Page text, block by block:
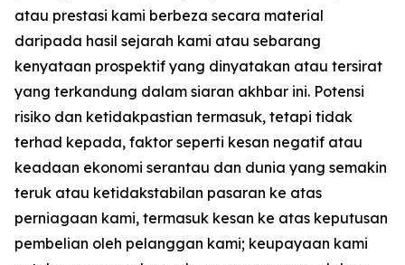
atau prestasi kami berbeza secara material
daripada hasil sejarah kami atau sebarang
kenyataan prospektif yang dinyatakan atau tersirat
yang terkandung dalam siaran akhbar ini. Potensi
risiko dan ketidakpastian termasuk, tetapi tidak
terhad kepada, faktor seperti kesan negatif atau
keadaan ekonomi serantau dan dunia yang semakin
teruk atau ketidakstabilan pasaran ke atas
perniagaan kami, termasuk kesan ke atas keputusan
pembelian oleh pelanggan kami; keupayaan kami